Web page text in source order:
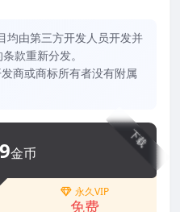
均由第三方开发人员开发并
款重新分发。
商或商标所有者没有附属
下载
金币
永久VIP
免费